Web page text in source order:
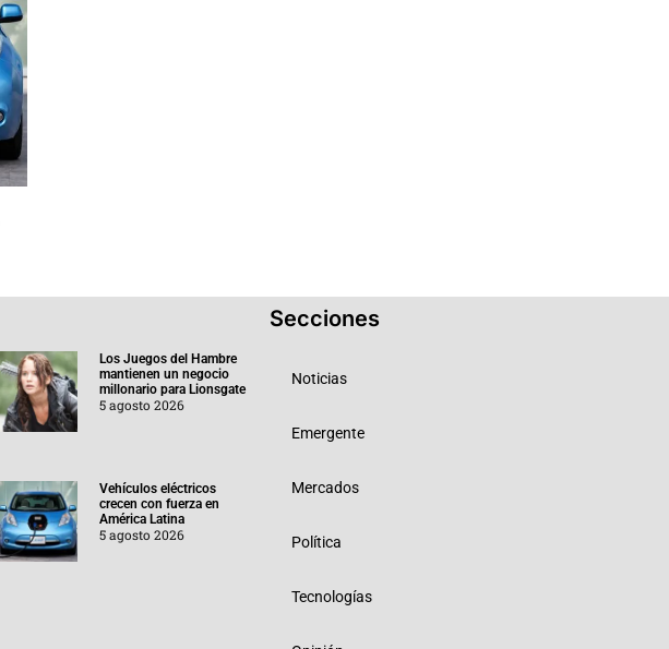
Los Juegos del Hambre
mantienen un negocio
millonario para Lionsgate
5 agosto 2026
Vehículos eléctricos
crecen con fuerza en
América Latina
5 agosto 2026
Secciones
Noticias
Emergente
Mercados
Política
Tecnologías